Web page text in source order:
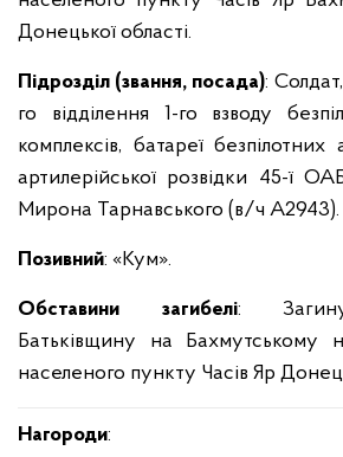
Донецької області.
Підрозділ (звання, посада):
го відділення 1-го взводу
комплексів, батареї безпілотних
артилерійської розвідки 45-ї
Мирона Тарнавського (в/ч А2943).
Позивний: «Кум».
Обставини загибелі:
Батьківщину на Бахмутському
населеного пункту Часів Яр
Нагороди: